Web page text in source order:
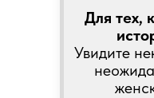
Для тех,
Увидите